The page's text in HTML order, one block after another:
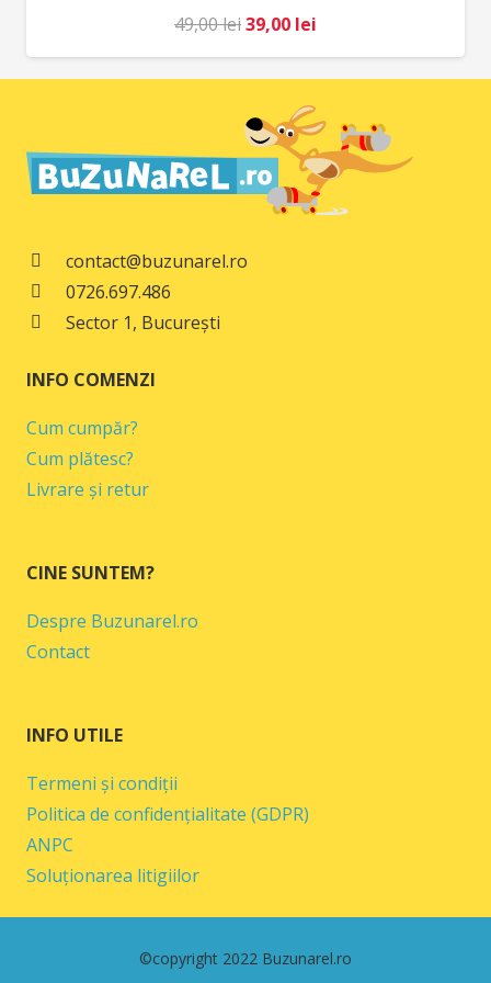
49,00leiPrețul
inițial
a
fost:
49,00 lei.
39,00 lei
curent
este:
39,00 lei.
contact@buzunarel.ro
0726.697.486
Sector 1, București
INFO COMENZI
Cum cumpăr?
Cum plătesc?
Livrare și retur
CINE SUNTEM?
Despre Buzunarel.ro
Contact
INFO UTILE
Termeni și condiții
Politica de confidențialitate (GDPR)
ANPC
Soluționarea litigiilor
©copyright 2022 Buzunarel.ro